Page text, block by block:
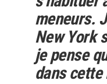
meneurs.
New York
je pense
dans cette